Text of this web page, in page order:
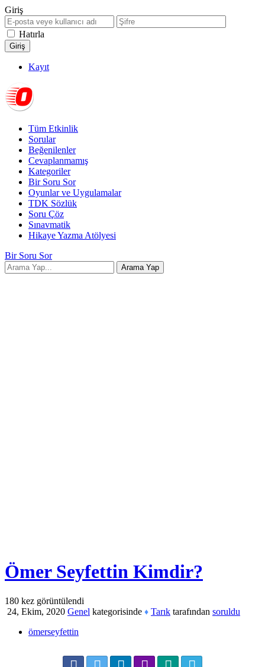
Giriş
Hatırla
Kayıt
Tüm Etkinlik
Sorular
Beğenilenler
Cevaplanmamış
Kategoriler
Bir Soru Sor
Oyunlar ve Uygulamalar
TDK Sözlük
Soru Çöz
Sınavmatik
Hikaye Yazma Atölyesi
Bir Soru Sor
Ömer Seyfettin Kimdir?
180 kez görüntülendi
24, Ekim, 2020 Genel kategorisinde ♦ Tarık tarafından soruldu
ömerseyfettin